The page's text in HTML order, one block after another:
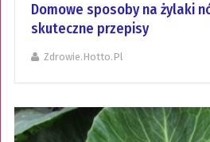
Domowe sposoby na żylaki
skuteczne przepisy
Zdrowie.hotto.pl